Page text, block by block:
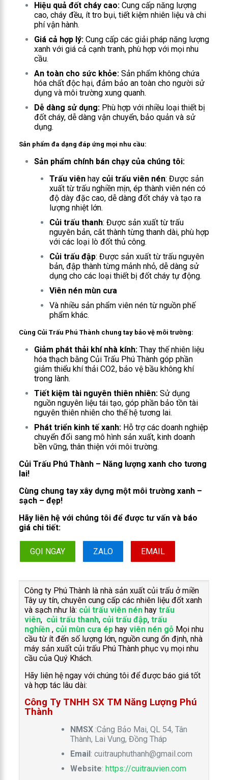
Hiệu quả đốt cháy cao:Cung cấp năng lượng
cao, cháy đều, ít tro bụi, tiết kiệm nhiên liệu và chi
phí vận hành.
Giá cả hợp lý:Cung cấp các giải pháp năng lượng
xanh với giá cả cạnh tranh, phù hợp với mọi nhu
cầu.
An toàn cho sức khỏe:Sản phẩm không chứa
hóa chất độc hại, đảm bảo an toàn cho người sử
dụng và môi trường xung quanh.
Dễ dàng sử dụng:Phù hợp với nhiều loại thiết bị
đốt cháy, dễ dàng vận chuyển, bảo quản và sử
dụng.
Sản phẩm đa dạng đáp ứng mọi nhu cầu:
Sản phẩm chính bán chạy của chúng tôi:
Trấu viên haycủi trấu viên nén: Được sản
xuất từ trấu nghiền mịn, ép thành viên nén có
độ dày đặc cao, dễ dàng đốt cháy và tạo ra
lượng nhiệt lớn.
Củi trấu thanh: Được sản xuất từ trấu
nguyên bản, cắt thành từng thanh dài, phù hợp
với các loại lò đốt thủ công.
Củi trấu đập: Được sản xuất từ trấu nguyên
bản, đập thành từng mảnh nhỏ, dễ dàng sử
dụng cho các loại thiết bị đốt cháy tự động.
Viên nén mùn cưa
Và nhiều sản phẩm viên nén từ nguồn phế
phẩm khác.
Cùng Củi Trấu Phú Thành chung tay bảo vệ môi trường:
Giảm phát thải khí nhà kính:Thay thế nhiên liệu
hóa thạch bằng Củi Trấu Phú Thành góp phần
giảm thiểu khí thải CO2, bảo vệ bầu không khí
trong lành.
Tiết kiệm tài nguyên thiên nhiên:Sử dụng
nguồn nguyên liệu tái tạo, góp phần bảo tồn tài
nguyên thiên nhiên cho thế hệ tương lai.
Phát triển kinh tế xanh:Hỗ trợ các doanh nghiệp
chuyển đổi sang mô hình sản xuất, kinh doanh
bền vững, thân thiện với môi trường.
Củi Trấu Phú Thành – Năng lượng xanh cho tương
lai!
Cùng chung tay xây dựng một môi trường xanh –
sạch – đẹp!
Hãy liên hệ với chúng tôi để được tư vấn và báo
giá chi tiết:
GỌI NGAY ZALO EMAIL
Công ty Phú Thành là nhà sản xuất củi trấu ở miền
Tây uy tín, chuyên cung cấp các nhiên liệu đốt xanh
và sạch như là: củi trấu viên nénhay trấu
viên, củi trấu thanh, củi trấu đập, trấu
nghiền, củi mùn cưa éphay viên nén gỗMọi nhu
cầu từ ít đến số lượng lớn, nguồn cung ổn định, nhà
máy sản xuất củi trấu Phú Thành phục vụ mọi nhu
cầu của Quý Khách.
Hãy liên hệ ngay với chúng tôi để được báo giá tốt
và hợp tác lâu dài:
Công Ty TNHH SX TM Năng Lượng Phú
Thành
NMSX:Cảng Bảo Mai, QL 54, Tân
Thành, Lai Vung, Đồng Tháp
Email : cuitrauphuthanh@gmail.com
Website: https://cuitrauvien.com